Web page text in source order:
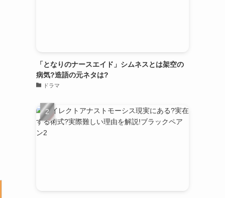
「となりのナースエイド」シムネスとは架空の
病気?造語の元ネタは?
ドラマ